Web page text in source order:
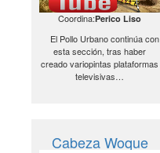
Coordina:Perico Liso
El Pollo Urbano continúa con
esta sección, tras haber
creado variopintas plataformas
televisivas…
Cabeza Woque